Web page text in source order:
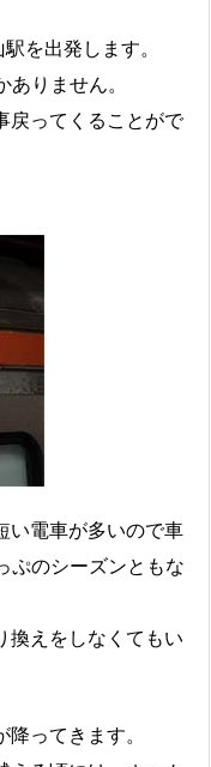
を出発します。
りません。
戻ってくることがで
い電車が多いので車
ぷのシーズンともな
換えをしなくてもい
ってきます。